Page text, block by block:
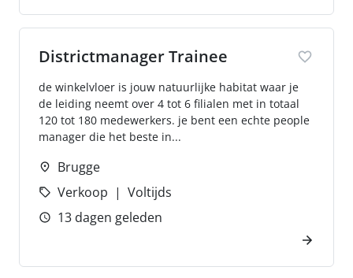
Districtmanager Trainee
de winkelvloer is jouw natuurlijke habitat waar je
de leiding neemt over 4 tot 6 filialen met in totaal
120 tot 180 medewerkers. je bent een echte people
manager die het beste in...
Brugge
Verkoop
Voltijds
13 dagen geleden